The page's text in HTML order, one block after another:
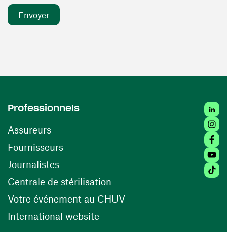
Professionnels
Assureurs
Fournisseurs(ouvre une nouvelle fenêtre)
Journalistes
Centrale de stérilisation (ouvre une nouvelle
Votre événement au CHUV(ouvre une nouvelle
International website